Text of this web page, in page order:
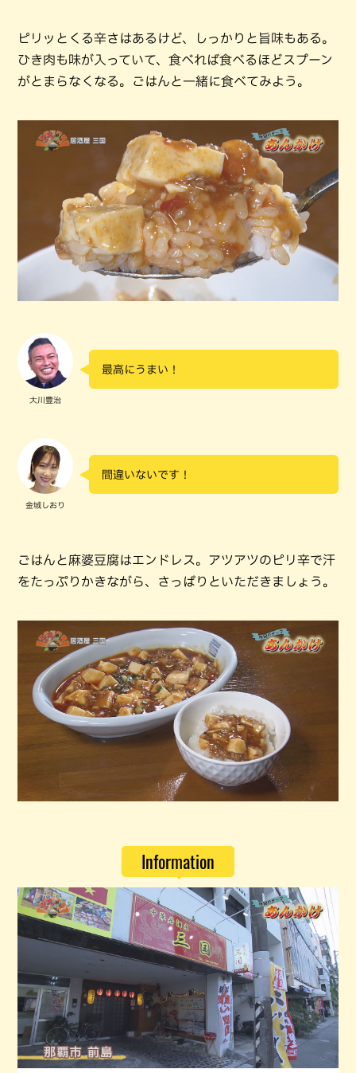
ピリッとくる辛さはあるけど、しっかりと旨味もある。
ひき肉も味が入っていて、食べれば食べるほどスプーン
がとまらなくなる。ごはんと一緒に食べてみよう。
大川豊治
最高にうまい！
金城しおり
間違いないです！
ごはんと麻婆豆腐はエンドレス。アツアツのピリ辛で汗
をたっぷりかきながら、さっぱりといただきましょう。
Information